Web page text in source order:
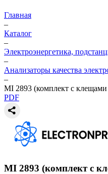
Главная
–
Каталог
–
Электроэнергетика,
–
Анализаторы качества
–
MI 2893 (комплект с
PDF
MI 2893 (комплект с